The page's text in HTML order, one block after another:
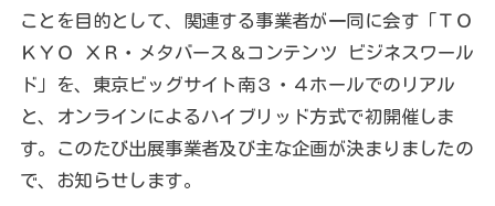
ことを目的として、関連する事業者が一同に会す「ＴＯ
ＫＹＯ ＸＲ・メタバース＆コンテンツ ビジネスワール
ド」を、東京ビッグサイト南３・４ホールでのリアル
と、オンラインによるハイブリッド方式で初開催しま
す。このたび出展事業者及び主な企画が決まりましたの
で、お知らせします。